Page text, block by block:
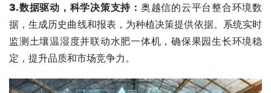
3.数据驱动，科学决策支持 ： 奥越信的云平台整合环境数
据，生成历史曲线和报表，为种植决策提供依据。系统实时
监测土壤温湿度并联动水肥一体机，确保果园生长环境稳
定，提升品质和市场竞争力。